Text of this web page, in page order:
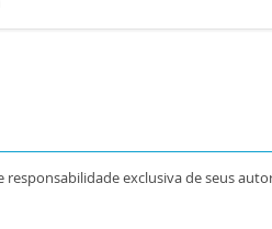
responsabilidade exclusiva de seus